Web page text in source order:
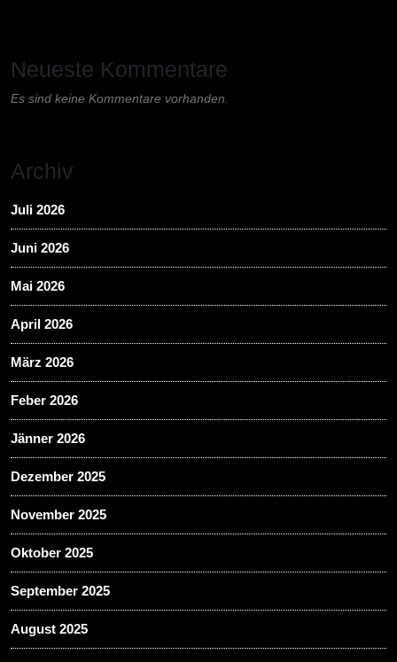
Neueste Kommentare
Es sind keine Kommentare vorhanden.
Archiv
Juli 2026
Juni 2026
Mai 2026
April 2026
März 2026
Feber 2026
Jänner 2026
Dezember 2025
November 2025
Oktober 2025
September 2025
August 2025